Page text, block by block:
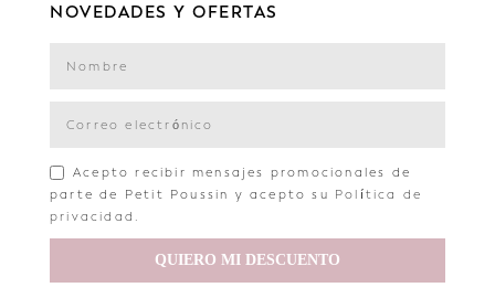
NOVEDADES Y OFERTAS
Acepto recibir mensajes promocionales de
parte de Petit Poussin y acepto su Política de
privacidad .
QUIERO MI DESCUENTO